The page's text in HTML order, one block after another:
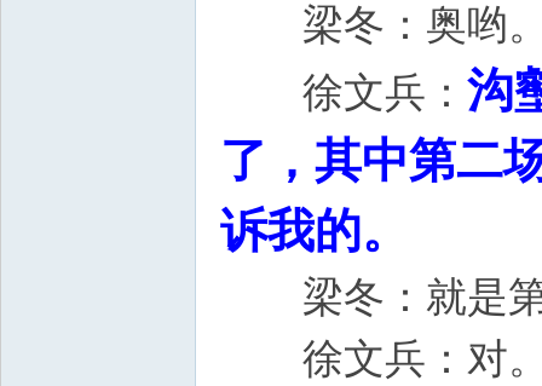
梁冬：奥哟
徐文兵： 沟
了，其中第二
诉我的。
梁冬：就是第
徐文兵：对